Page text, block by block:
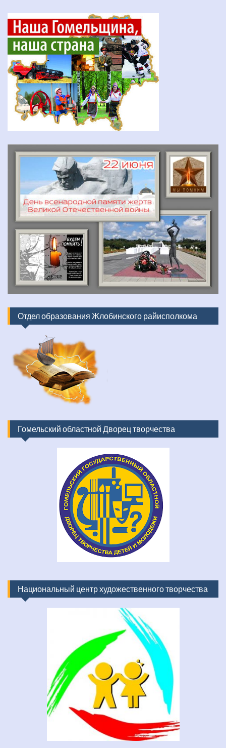
Отдел образования Жлобинского райисполкома
Гомельский областной Дворец творчества
Национальный центр художественного творчества